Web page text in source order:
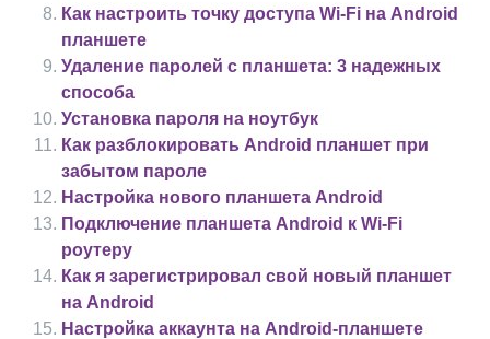
Как настроить точку доступа Wi-Fi на Android
планшете
Удаление паролей с планшета: 3 надежных
способа
Установка пароля на ноутбук
Как разблокировать Android планшет при
забытом пароле
Настройка нового планшета Android
Подключение планшета Android к Wi-Fi
роутеру
Как я зарегистрировал свой новый планшет
на Android
Настройка аккаунта на Android-планшете